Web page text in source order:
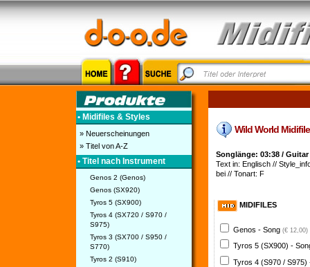
• Midifiles & Styles
» Neuerscheinungen
» Titel von A-Z
• Titel nach Instrument
Genos 2 (Genos)
Genos (SX920)
Tyros 5 (SX900)
Tyros 4 (SX720 / S970 /
S975)
Tyros 3 (SX700 / S950 /
S770)
Tyros 2 (S910)
Wild World
Songlänge: 03:38 /
Text in: Englisch //
bei // Tonart: F
MIDIFILES
Genos - Song (€ 12,00)
Tyros 5 (SX900) -
Tyros 4 (S970 /